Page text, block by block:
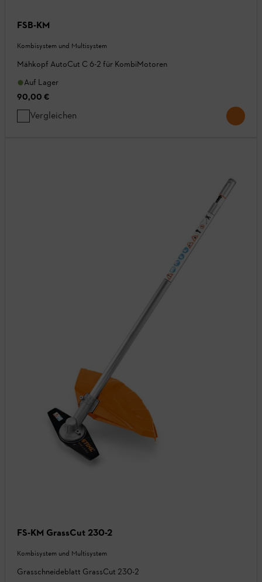
FSB-KM
Kombisystem und Multisystem
Mähkopf AutoCut C 6-2 für KombiMotoren
Auf Lager
90,00 €
Vergleichen
FS-KM GrassCut 230-2
Kombisystem und Multisystem
Grasschneideblatt GrassCut 230-2